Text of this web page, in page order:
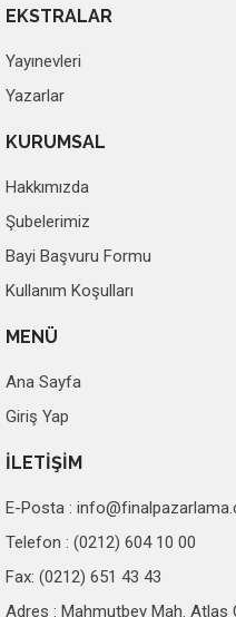
EKSTRALAR
Yayınevleri
Yazarlar
KURUMSAL
Hakkımızda
Şubelerimiz
Bayi Başvuru Formu
Kullanım Koşulları
MENÜ
Ana Sayfa
Giriş Yap
İLETİŞİM
E-Posta :
Telefon : (0212) 604 10 00
Fax: (0212) 651 43 43
Adres : Mahmutbey Mah. Atlas